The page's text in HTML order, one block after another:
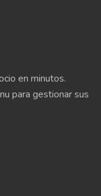
en minutos.
para gestionar sus